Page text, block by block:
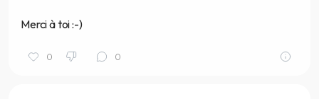
Merci à toi :-)
0 0